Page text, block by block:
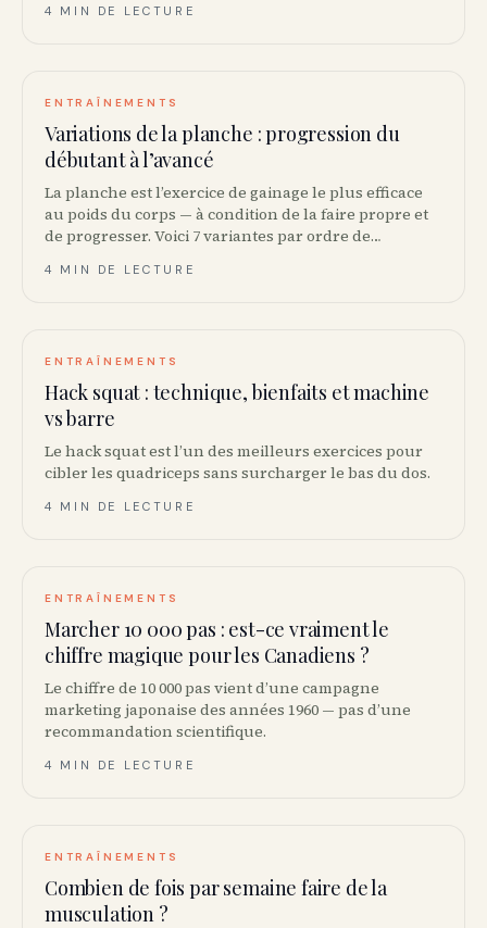
4 MIN DE LECTURE
ENTRAÎNEMENTS
Variations de la planche : progression du
débutant à l’avancé
La planche est l’exercice de gainage le plus efficace
au poids du corps — à condition de la faire propre et
de progresser. Voici 7 variantes par ordre de
4 MIN DE LECTURE
ENTRAÎNEMENTS
Hack squat : technique, bienfaits et machine
vs barre
Le hack squat est l’un des meilleurs exercices pour
cibler les quadriceps sans surcharger le bas du dos.
4 MIN DE LECTURE
ENTRAÎNEMENTS
Marcher 10 000 pas : est-ce vraiment le
chiffre magique pour les Canadiens ?
Le chiffre de 10 000 pas vient d’une campagne
marketing japonaise des années 1960 — pas d’une
recommandation scientifique.
4 MIN DE LECTURE
ENTRAÎNEMENTS
Combien de fois par semaine faire de la
musculation ?